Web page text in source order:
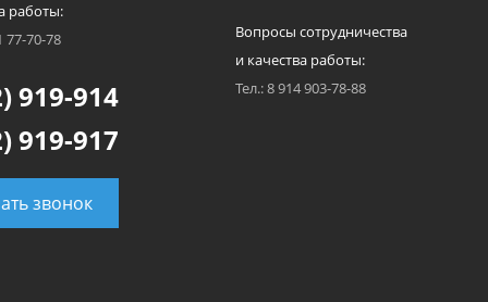
работы:
77-70-78
919-914
919-917
звонок
Вопросы сотрудничества
и качества работы:
Тел.: 8 914 903-78-88